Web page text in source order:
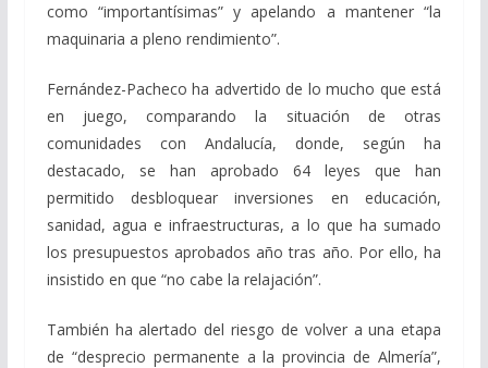
como “importantísimas” y apelando a mantener “la
maquinaria a pleno rendimiento”.
Fernández-Pacheco ha advertido de lo mucho que está
en juego, comparando la situación de otras
comunidades con Andalucía, donde, según ha
destacado, se han aprobado 64 leyes que han
permitido desbloquear inversiones en educación,
sanidad, agua e infraestructuras, a lo que ha sumado
los presupuestos aprobados año tras año. Por ello, ha
insistido en que “no cabe la relajación”.
También ha alertado del riesgo de volver a una etapa
de “desprecio permanente a la provincia de Almería”,